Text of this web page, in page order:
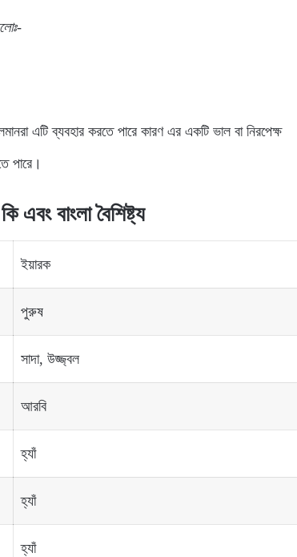
এটি ব্যবহার করতে পারে কারণ এর একটি ভাল বা নিরপেক্ষ
পারে।
এবং বাংলা বৈশিষ্ট্য
ইয়ারক
পুরুষ
সাদা, উজ্জ্বল
আরবি
হ্যাঁ
হ্যাঁ
হ্যাঁ